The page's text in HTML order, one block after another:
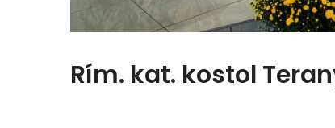
Rím. kat. kostol